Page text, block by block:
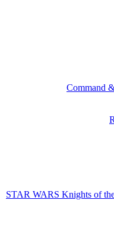
Command
STAR WARS Knights of